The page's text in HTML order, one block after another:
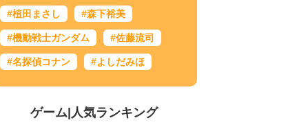
#植田まさし #森下裕美
#機動戦士ガンダム #佐藤流司
#名探偵コナン #よしだみほ
ゲーム| 人気ランキング